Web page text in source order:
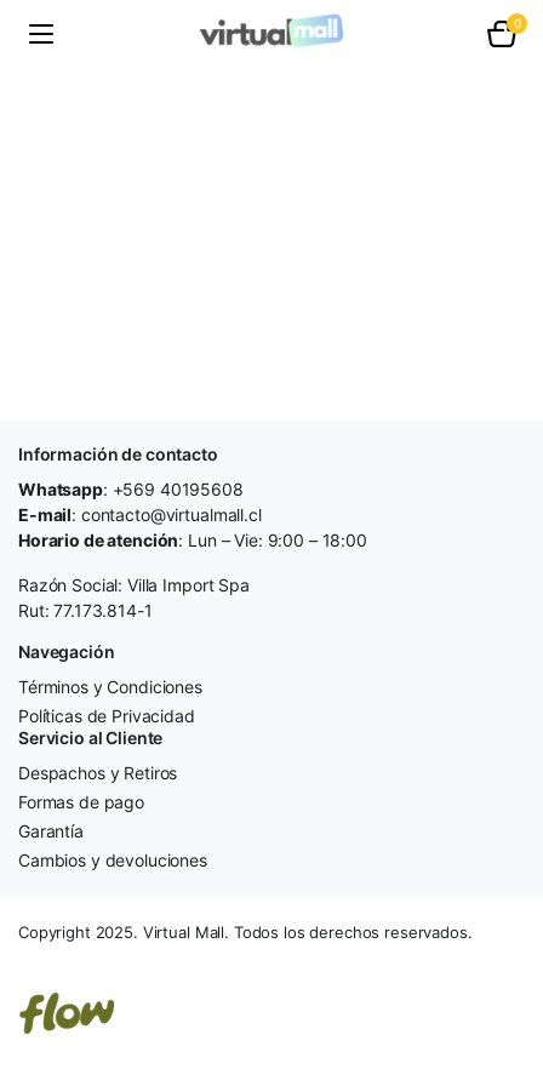
0
Información de contacto
Whatsapp: +569 40195608
E-mail: contacto@virtualmall.cl
Horario de atención: Lun – Vie: 9:00 – 18:00
Razón Social: Villa Import Spa
Rut: 77.173.814-1
Navegación
Términos y Condiciones
Políticas de Privacidad
Servicio al Cliente
Despachos y Retiros
Formas de pago
Garantía
Cambios y devoluciones
Copyright 2025. Virtual Mall. Todos los derechos reservados.